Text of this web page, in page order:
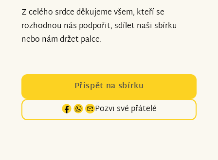
Z celého srdce děkujeme všem, kteří se
rozhodnou nás podpořit, sdílet naši sbírku
nebo nám držet palce.
Přispět na sbírku
Pozvi své přátelé